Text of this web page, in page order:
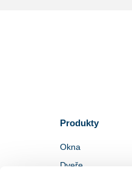
Produkty
Okna
Dveře